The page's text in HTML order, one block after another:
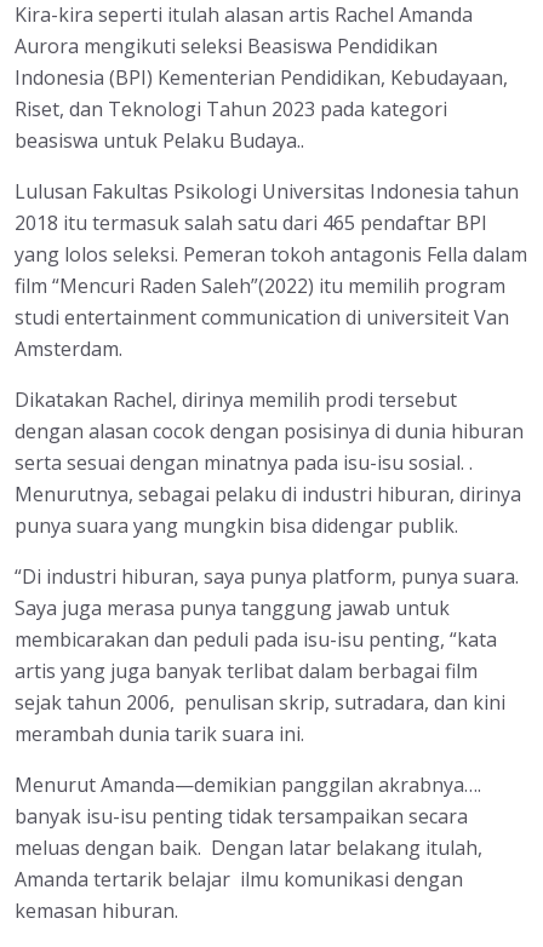
Kira-kira seperti itulah alasan artis Rachel Amanda
Aurora mengikuti seleksi Beasiswa Pendidikan
Indonesia (BPI) Kementerian Pendidikan, Kebudayaan,
Riset, dan Teknologi Tahun 2023 pada kategori
beasiswa untuk Pelaku Budaya..
Lulusan Fakultas Psikologi Universitas Indonesia tahun
2018 itu termasuk salah satu dari 465 pendaftar BPI
yang lolos seleksi. Pemeran tokoh antagonis Fella dalam
film “Mencuri Raden Saleh”(2022) itu memilih program
studi entertainment communication di universiteit Van
Amsterdam.
Dikatakan Rachel, dirinya memilih prodi tersebut
dengan alasan cocok dengan posisinya di dunia hiburan
serta sesuai dengan minatnya pada isu-isu sosial. .
Menurutnya, sebagai pelaku di industri hiburan, dirinya
punya suara yang mungkin bisa didengar publik.
“Di industri hiburan, saya punya platform, punya suara.
Saya juga merasa punya tanggung jawab untuk
membicarakan dan peduli pada isu-isu penting, “kata
artis yang juga banyak terlibat dalam berbagai film
sejak tahun 2006, penulisan skrip, sutradara, dan kini
merambah dunia tarik suara ini.
Menurut Amanda—demikian panggilan akrabnya….
banyak isu-isu penting tidak tersampaikan secara
meluas dengan baik. Dengan latar belakang itulah,
Amanda tertarik belajar ilmu komunikasi dengan
kemasan hiburan.